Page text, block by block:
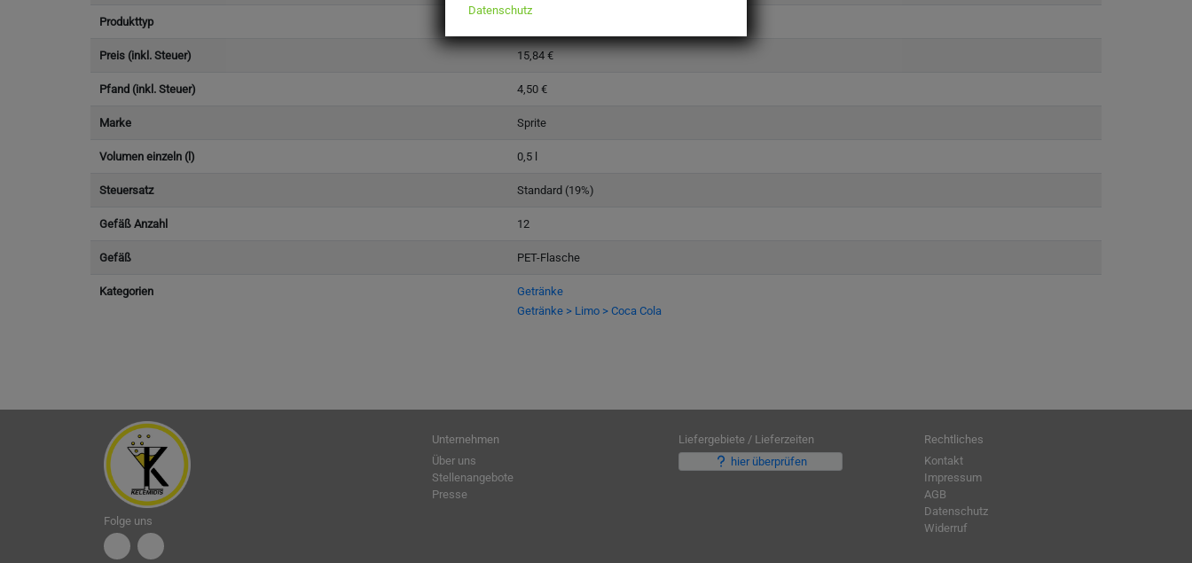
Produkttyp
Preis (inkl. Steuer) 15,84 €
Pfand (inkl. Steuer) 4,50 €
Marke Sprite
Volumen einzeln (l) 0,5 l
Steuersatz Standard (19%)
Gefäß Anzahl 12
Gefäß PET-Flasche
Kategorien
Getränke
Getränke > Limo > Coca Cola
Folge uns
Unternehmen
Über uns
Stellenangebote
Presse
Liefergebiete / Lieferzeiten
hier überprüfen
Rechtliches
Kontakt
Impressum
AGB
Datenschutz
Widerruf
Datenschutz